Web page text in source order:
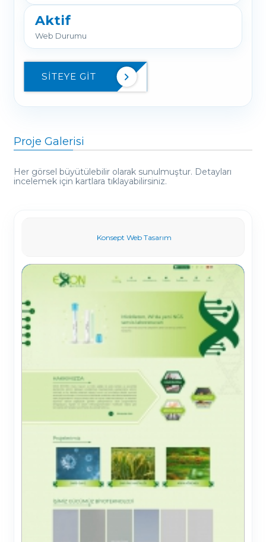
Aktif
Web Durumu
SITEYE GIT
Proje Galerisi
Her görsel büyütülebilir olarak sunulmuştur. Detayları
incelemek için kartlara tıklayabilirsiniz.
Konsept Web Tasarım